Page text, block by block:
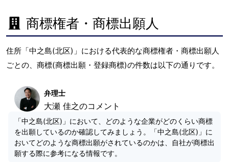
商標権者・商標出願人
住所「中之島(北区)」における代表的な商標権者・商標出願人
ごとの、商標(商標出願・登録商標)の件数は以下の通りです。
弁理士
大瀬 佳之のコメント
「中之島(北区)」において、どのような企業がどのくらい商標
を出願しているのか確認してみましょう。「中之島(北区)」に
おいてどのような商標出願がされているのかは、自社が商標出
願する際に参考になる情報です。